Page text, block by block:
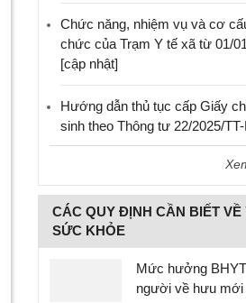
Chức năng, nhiệm vụ và cơ
chức của Trạm Y tế xã từ 01/
[cập nhật]
Hướng dẫn thủ tục cấp Giấy
sinh theo Thông tư 22/2025/
CÁC QUY ĐỊNH CẦN BIẾT VỀ
SỨC KHỎE
Mức hưởng
người về hưu mới